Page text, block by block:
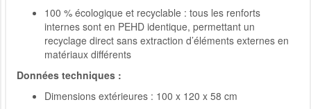
100 % écologique et recyclable : tous les renforts
internes sont en PEHD identique, permettant un
recyclage direct sans extraction d’éléments externes en
matériaux différents
Données techniques :
Dimensions extérieures : 100 x 120 x 58 cm